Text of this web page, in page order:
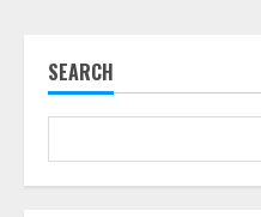
SEARCH